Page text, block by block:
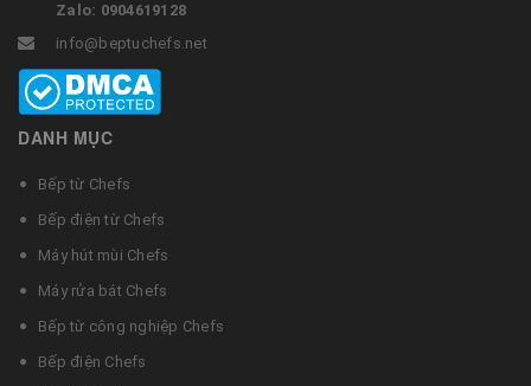
Zalo: 0904619128
info@beptuchefs.net
DANH MỤC
Bếp từ Chefs
Bếp điện từ Chefs
Máy hút mùi Chefs
Máy rửa bát Chefs
Bếp từ công nghiệp Chefs
Bếp điện Chefs